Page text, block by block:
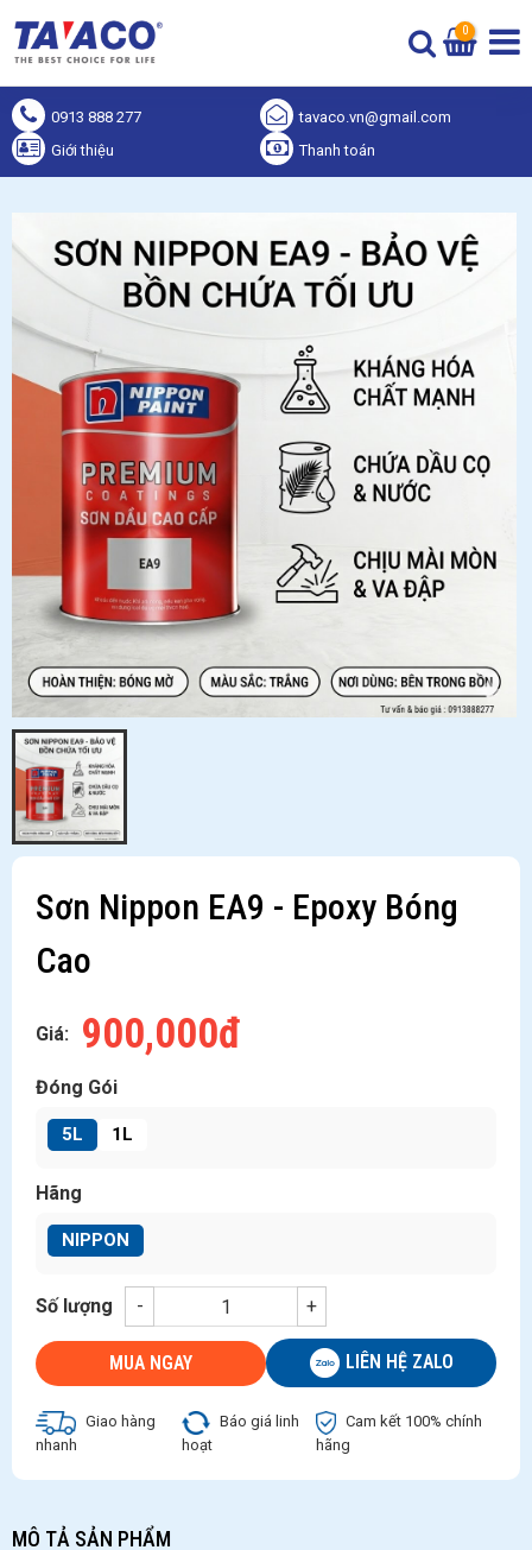
0
0913 888 277
tavaco.vn@gmail.com
Giới thiệu
Thanh toán
Sơn Nippon EA9 - Epoxy Bóng
Cao
Giá: 900,000đ
Đóng Gói
5L 1L
Hãng
NIPPON
Số lượng - +
MUA NGAY LIÊN HỆ ZALO
Giao hàng
nhanh
Báo giá linh
hoạt
Cam kết 100% chính
hãng
MÔ TẢ SẢN PHẨM